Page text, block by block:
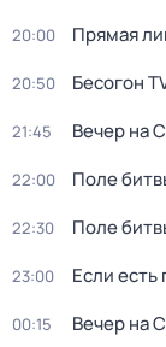
20:00 Прямая
20:50 Бесогон
21:45 Вечер на
22:00 Поле
22:30 Поле
23:00 Если есть
00:15 Вечер на